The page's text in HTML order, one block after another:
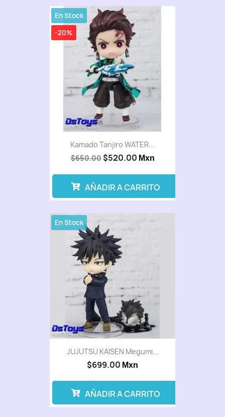
Kamado Tanjiro WATER...
$650.00 $520.00 Mxn
-20%
En Stock
AÑADIR A CARRITO
JUJUTSU KAISEN Megumi...
$699.00 Mxn
En Stock
AÑADIR A CARRITO